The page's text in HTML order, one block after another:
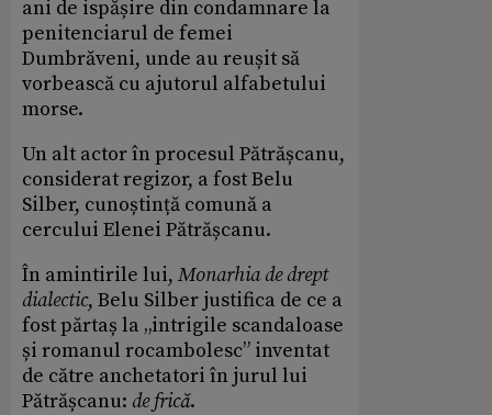
ani de ispășire din condamnare la
penitenciarul de femei
Dumbrăveni, unde au reușit să
vorbească cu ajutorul alfabetului
morse.
Un alt actor în procesul Pătrășcanu,
considerat regizor, a fost Belu
Silber, cunoștință comună a
cercului Elenei Pătrășcanu.
În amintirile lui, Monarhia de drept
dialectic, Belu Silber justifica de ce a
fost părtaș la „intrigile scandaloase
și romanul rocambolesc” inventat
de către anchetatori în jurul lui
Pătrășcanu: de frică.